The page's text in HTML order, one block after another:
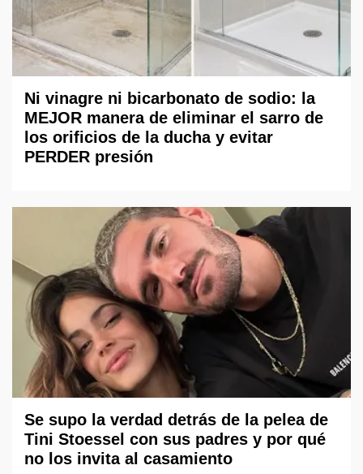
Ni vinagre ni bicarbonato de sodio: la
MEJOR manera de eliminar el sarro de
los orificios de la ducha y evitar
PERDER presión
Se supo la verdad detrás de la pelea de
Tini Stoessel con sus padres y por qué
no los invita al casamiento